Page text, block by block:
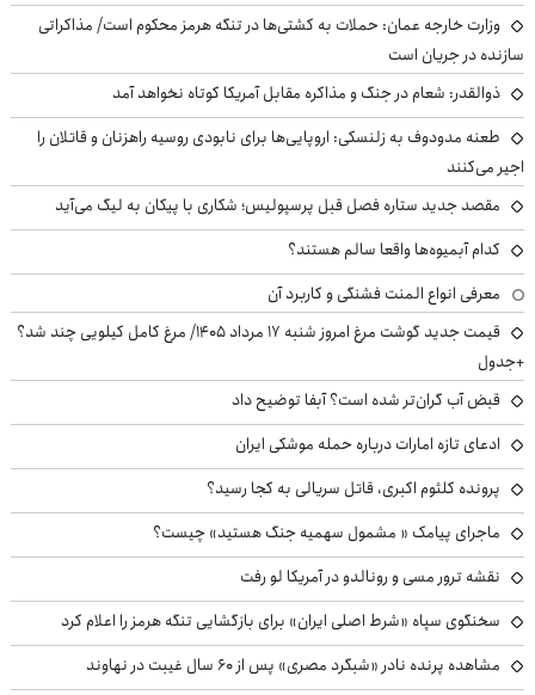
وزارت خارجه عمان: حملات به کشتی‌ها در تنگه هرمز محکوم است/ مذاکراتی
سازنده در جریان است
ذوالقدر: شعام در جنگ و مذاکره مقابل آمریکا کوتاه نخواهد آمد
طعنه مدودوف به زلنسکی: اروپایی‌ها برای نابودی روسیه راهزنان و قاتلان را
اجیر می‌کنند
مقصد جدید ستاره فصل قبل پرسپولیس؛ شکاری با پیکان به لیگ می‌آید
کدام آبمیوه‌ها واقعا سالم هستند؟
معرفی انواع المنت فشنگی و کاربرد آن
قیمت جدید گوشت مرغ امروز شنبه ۱۷ مرداد ۱۴۰۵/ مرغ کامل کیلویی چند شد؟
+جدول
قبض آب گران‌تر شده است؟ آبفا توضیح داد
ادعای تازه امارات درباره حمله موشکی ایران
پرونده کلثوم اکبری، قاتل سریالی به کجا رسید؟
ماجرای پیامک « مشمول سهمیه جنگ هستید» چیست؟
نقشه ترور مسی و رونالدو در آمریکا لو رفت
سخنگوی سپاه «شرط اصلی ایران» برای بازگشایی تنگه هرمز را اعلام کرد
مشاهده پرنده نادر «شبگرد مصری» پس از ۶۰ سال غیبت در نهاوند